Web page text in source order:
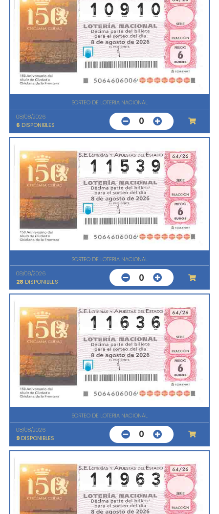
SORTEO DE LOTERIA NACIONAL
08/08/2026
6 DISPONIBLES 0
SORTEO DE LOTERIA NACIONAL
08/08/2026
28 DISPONIBLES 0
SORTEO DE LOTERIA NACIONAL
08/08/2026
9 DISPONIBLES 0